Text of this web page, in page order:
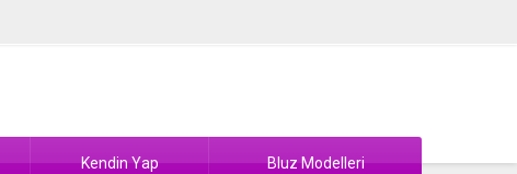
Kendin Yap Bluz Modelleri